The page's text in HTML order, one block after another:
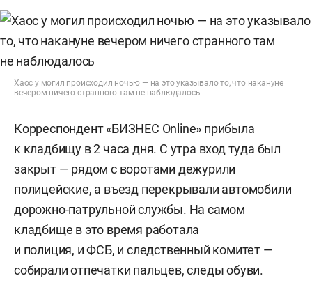
Хаос у могил происходил ночью — на это указывало то, что накануне
вечером ничего странного там не наблюдалось
Корреспондент «БИЗНЕС Online» прибыла
к кладбищу в 2 часа дня. С утра вход туда был
закрыт — рядом с воротами дежурили
полицейские, а въезд перекрывали автомобили
дорожно-патрульной службы. На самом
кладбище в это время работала
и полиция, и ФСБ, и следственный комитет —
собирали отпечатки пальцев, следы обуви.